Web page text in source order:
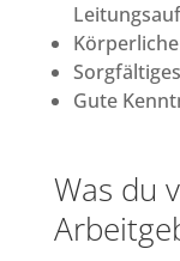
Gute
Was du